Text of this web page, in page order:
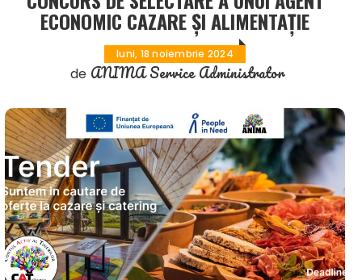
ECONOMIC СAZARE ȘI ALIMENTAȚIE
luni, 18 noiembrie 2024
de ANIMA Service Administrator